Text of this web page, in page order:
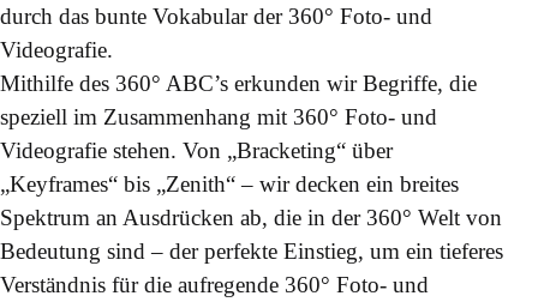
durch das bunte Vokabular der 360° Foto- und
Videografie.
Mithilfe des 360° ABC’s erkunden wir Begriffe, die
speziell im Zusammenhang mit 360° Foto- und
Videografie stehen. Von „Bracketing“ über
„Keyframes“ bis „Zenith“ – wir decken ein breites
Spektrum an Ausdrücken ab, die in der 360° Welt von
Bedeutung sind – der perfekte Einstieg, um ein tieferes
Verständnis für die aufregende 360° Foto- und